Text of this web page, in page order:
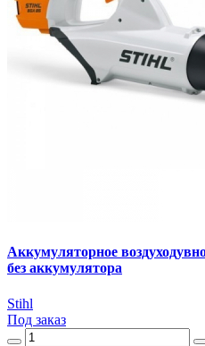
Аккумуляторное
без аккумулятора
Stihl
Под заказ